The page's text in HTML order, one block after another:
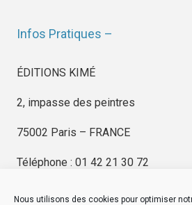
Nous utilisons des cookies pour optimiser
Infos Pratiques –
ÉDITIONS KIMÉ
2, impasse des peintres
75002 Paris – FRANCE
Téléphone : 01 42 21 30 72